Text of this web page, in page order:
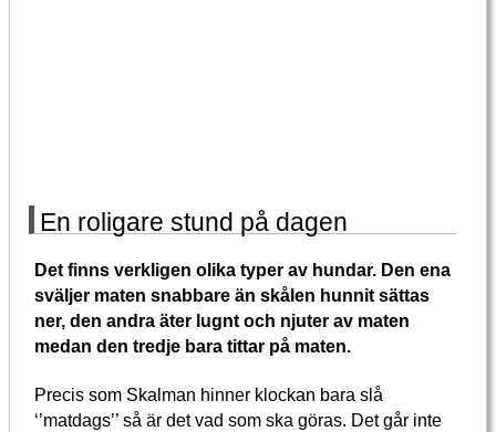
En roligare stund på dagen
Det finns verkligen olika typer av hundar. Den ena
sväljer maten snabbare än skålen hunnit sättas
ner, den andra äter lugnt och njuter av maten
medan den tredje bara tittar på maten.
Precis som Skalman hinner klockan bara slå
‘’matdags’’ så är det vad som ska göras. Det går inte